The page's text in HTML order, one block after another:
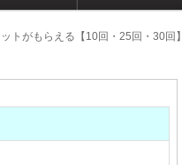
トがもらえる【10回・25回・30回】